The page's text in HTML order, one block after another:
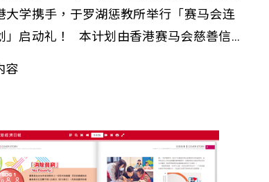
大学携手，于罗湖惩教所举行「赛马会连
」启动礼！ 本计划由香港赛马会慈善信託
捐助，惩教署与善导会联合策划，並由香
知识伙伴，致力为刑期少于一年的在囚人
理念，计划提供从院所到社区的无缝接轨
务，协助在囚及更生人士订立目标，並于
容